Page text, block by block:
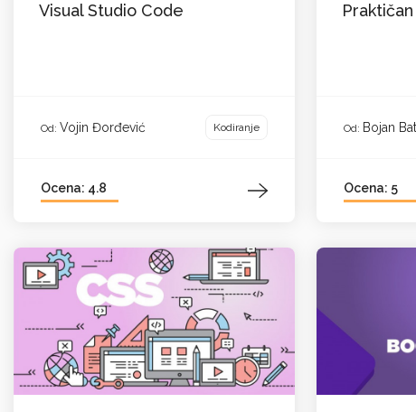
Visual Studio Code
Od: Vojin Đorđević Kodiranje
Ocena: 4.8
Od: Bojan
Ocena: 5